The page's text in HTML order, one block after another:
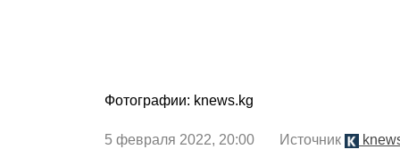
Фотографии: knews.kg
5 февраля 2022, 20:00 Источник